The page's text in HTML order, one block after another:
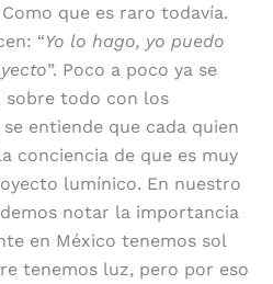
que es raro todavía.
“Yo lo hago, yo puedo
”. Poco a poco ya se
sobre todo con los
entiende que cada quien
conciencia de que es muy
lumínico. En nuestro
notar la importancia
en México tenemos sol
tenemos luz, pero por eso